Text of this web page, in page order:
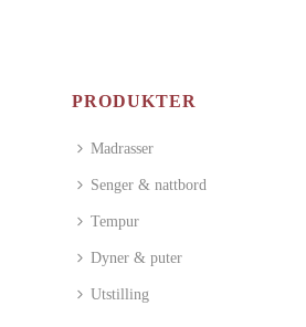
PRODUKTER
Madrasser
Senger & nattbord
Tempur
Dyner & puter
Utstilling